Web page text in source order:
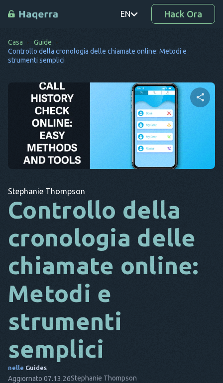
EN
PT
RO
DE
SV
KO
EL
BG
CS
DA
FR
Hack Ora
Casa
Guide
Controllo della cronologia delle chiamate online: Metodi e
strumenti semplici
Condividi questo articolo
Copia link
Stephanie Thompson
Controllo della
cronologia delle
chiamate online:
Metodi e
strumenti
semplici
nelle Guides
Aggiornato 07.13.26Stephanie Thompson